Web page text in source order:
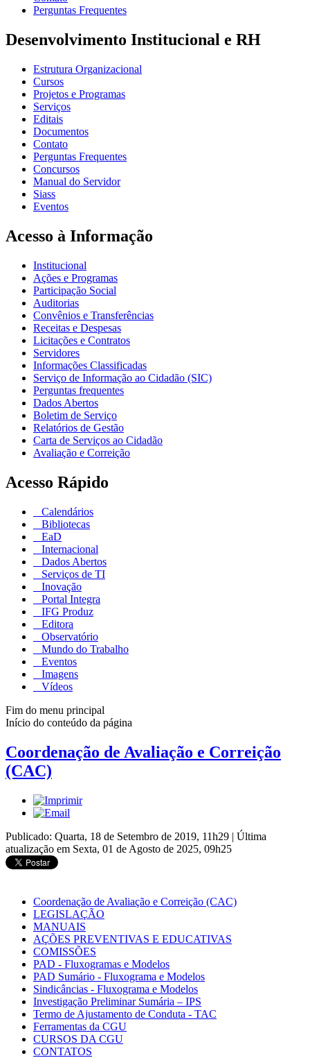
Perguntas Frequentes
Desenvolvimento Institucional e RH
Estrutura Organizacional
Cursos
Projetos e Programas
Serviços
Editais
Documentos
Contato
Perguntas Frequentes
Concursos
Manual do Servidor
Siass
Eventos
Acesso à Informação
Institucional
Ações e Programas
Participação Social
Auditorias
Convênios e Transferências
Receitas e Despesas
Licitações e Contratos
Servidores
Informações Classificadas
Serviço de Informação ao Cidadão (SIC)
Perguntas frequentes
Dados Abertos
Boletim de Serviço
Relatórios de Gestão
Carta de Serviços ao Cidadão
Avaliação e Correição
Acesso Rápido
Calendários
Bibliotecas
EaD
Internacional
Dados Abertos
Serviços de TI
Inovação
Portal Integra
IFG Produz
Editora
Observatório
Mundo do Trabalho
Eventos
Imagens
Vídeos
Fim do menu principal
Início do conteúdo da página
Coordenação de Avaliação e Correição
(CAC)
Publicado: Quarta, 18 de Setembro de 2019, 11h29 | Última
atualização em Sexta, 01 de Agosto de 2025, 09h25
Coordenação de Avaliação e Correição (CAC)
LEGISLAÇÃO
MANUAIS
AÇÕES PREVENTIVAS E EDUCATIVAS
COMISSÕES
PAD - Fluxogramas e Modelos
PAD Sumário - Fluxograma e Modelos
Sindicâncias - Fluxograma e Modelos
Investigação Preliminar Sumária – IPS
Termo de Ajustamento de Conduta - TAC
Ferramentas da CGU
CURSOS DA CGU
CONTATOS